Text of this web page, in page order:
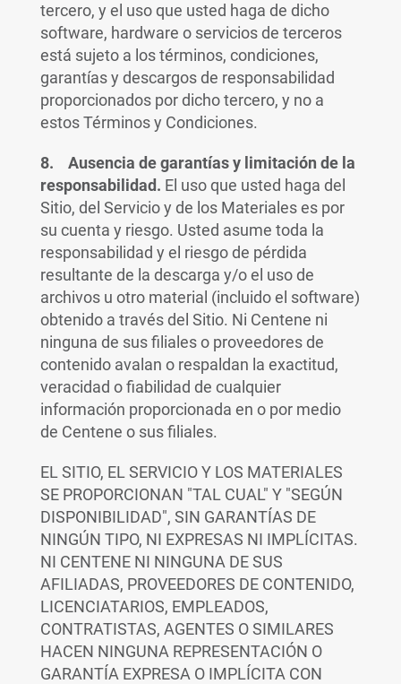
tercero, y el uso que usted haga de dicho
software, hardware o servicios de terceros
está sujeto a los términos, condiciones,
garantías y descargos de responsabilidad
proporcionados por dicho tercero, y no a
estos Términos y Condiciones.
8. Ausencia de garantías y limitación de la
responsabilidad. El uso que usted haga del
Sitio, del Servicio y de los Materiales es por
su cuenta y riesgo. Usted asume toda la
responsabilidad y el riesgo de pérdida
resultante de la descarga y/o el uso de
archivos u otro material (incluido el software)
obtenido a través del Sitio. Ni Centene ni
ninguna de sus filiales o proveedores de
contenido avalan o respaldan la exactitud,
veracidad o fiabilidad de cualquier
información proporcionada en o por medio
de Centene o sus filiales.
EL SITIO, EL SERVICIO Y LOS MATERIALES
SE PROPORCIONAN "TAL CUAL" Y "SEGÚN
DISPONIBILIDAD", SIN GARANTÍAS DE
NINGÚN TIPO, NI EXPRESAS NI IMPLÍCITAS.
NI CENTENE NI NINGUNA DE SUS
AFILIADAS, PROVEEDORES DE CONTENIDO,
LICENCIATARIOS, EMPLEADOS,
CONTRATISTAS, AGENTES O SIMILARES
HACEN NINGUNA REPRESENTACIÓN O
GARANTÍA EXPRESA O IMPLÍCITA CON